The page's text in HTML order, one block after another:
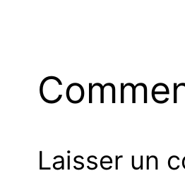
Laisser un